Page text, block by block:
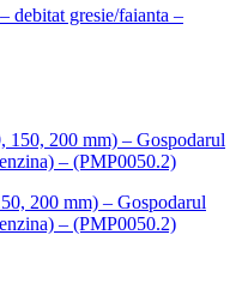
debitat gresie/faianta –
200 mm) – Gospodarul
– (PMP0050.2)